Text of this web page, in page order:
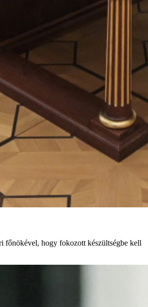
főnökével, hogy fokozott készültségbe kell